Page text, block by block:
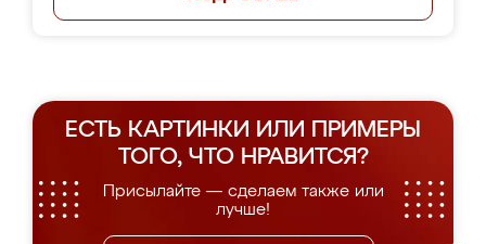
ЕСТЬ КАРТИНКИ ИЛИ ПРИМЕРЫ
ТОГО, ЧТО НРАВИТСЯ?
Присылайте — сделаем также или
лучше!